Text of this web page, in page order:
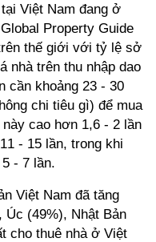
Việt Nam đang ở
Property Guide
thế giới với tỷ lệ sở
nhà trên thu nhập dao
cần khoảng 23 - 30
chi tiêu gì) để mua
cao hơn 1,6 - 2 lần
- 15 lần, trong khi
- 7 lần.
Việt Nam đã tăng
Úc (49%), Nhật Bản
cho thuê nhà ở Việt